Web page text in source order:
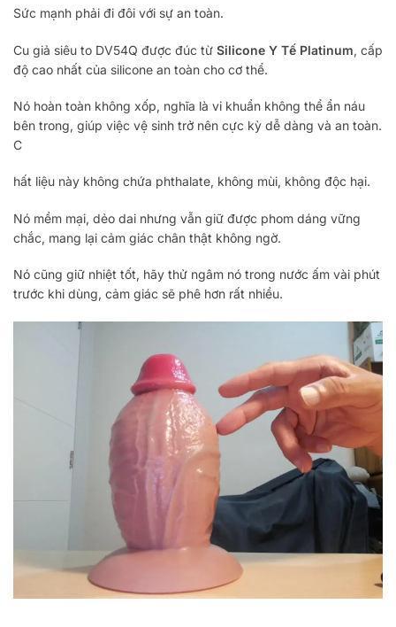
Sức mạnh phải đi đôi với sự an toàn.
Cu giả siêu to DV54Q được đúc từ Silicone Y Tế Platinum, cấp
độ cao nhất của silicone an toàn cho cơ thể.
Nó hoàn toàn không xốp, nghĩa là vi khuẩn không thể ẩn náu
bên trong, giúp việc vệ sinh trở nên cực kỳ dễ dàng và an toàn.
C
hất liệu này không chứa phthalate, không mùi, không độc hại.
Nó mềm mại, dẻo dai nhưng vẫn giữ được phom dáng vững
chắc, mang lại cảm giác chân thật không ngờ.
Nó cũng giữ nhiệt tốt, hãy thử ngâm nó trong nước ấm vài phút
trước khi dùng, cảm giác sẽ phê hơn rất nhiều.